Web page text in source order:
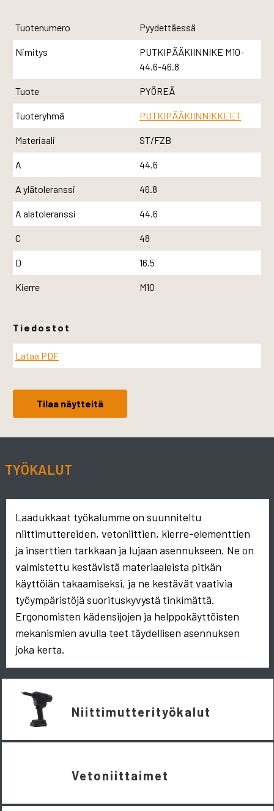
Tuotenumero Pyydettäessä
Nimitys
PUTKIPÄÄKIINNIKE M10-
44.6-46.8
Tuote PYÖREÄ
Tuoteryhmä PUTKIPÄÄKIINNIKKEET
Materiaali ST/FZB
A 44.6
A ylätoleranssi 46.8
A alatoleranssi 44.6
C 48
D 16.5
Kierre M10
Tiedostot
Lataa PDF
Tilaa näytteitä
TYÖKALUT
Laadukkaat työkalumme on suunniteltu
niittimuttereiden, vetoniittien, kierre-elementtien
ja inserttien tarkkaan ja lujaan asennukseen. Ne on
valmistettu kestävistä materiaaleista pitkän
käyttöiän takaamiseksi, ja ne kestävät vaativia
työympäristöjä suorituskyvystä tinkimättä.
Ergonomisten kädensijojen ja helppokäyttöisten
mekanismien avulla teet täydellisen asennuksen
joka kerta.
Niittimutterityökalut
Vetoniittaimet